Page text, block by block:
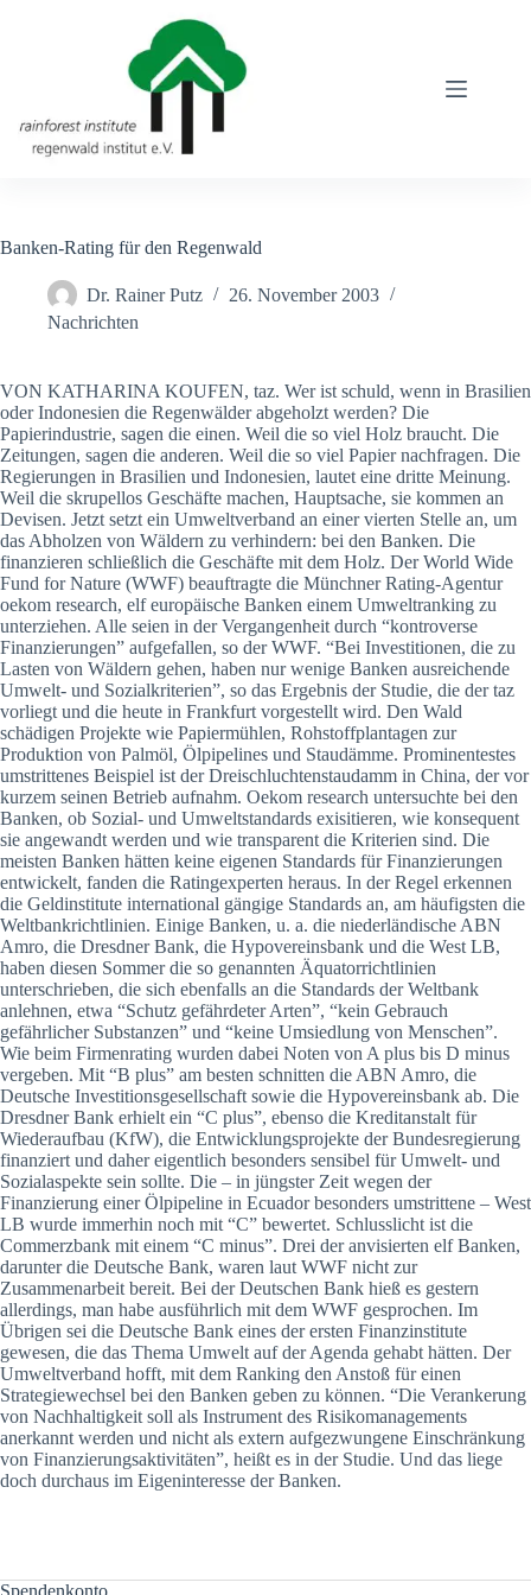
Banken-Rating für den Regenwald
Dr. Rainer Putz
26. November 2003
Nachrichten
VON KATHARINA KOUFEN, taz. Wer ist schuld, wenn in Brasilien
oder Indonesien die Regenwälder abgeholzt werden? Die
Papierindustrie, sagen die einen. Weil die so viel Holz braucht. Die
Zeitungen, sagen die anderen. Weil die so viel Papier nachfragen. Die
Regierungen in Brasilien und Indonesien, lautet eine dritte Meinung.
Weil die skrupellos Geschäfte machen, Hauptsache, sie kommen an
Devisen. Jetzt setzt ein Umweltverband an einer vierten Stelle an, um
das Abholzen von Wäldern zu verhindern: bei den Banken. Die
finanzieren schließlich die Geschäfte mit dem Holz. Der World Wide
Fund for Nature (WWF) beauftragte die Münchner Rating-Agentur
oekom research, elf europäische Banken einem Umweltranking zu
unterziehen. Alle seien in der Vergangenheit durch “kontroverse
Finanzierungen” aufgefallen, so der WWF. “Bei Investitionen, die zu
Lasten von Wäldern gehen, haben nur wenige Banken ausreichende
Umwelt- und Sozialkriterien”, so das Ergebnis der Studie, die der taz
vorliegt und die heute in Frankfurt vorgestellt wird. Den Wald
schädigen Projekte wie Papiermühlen, Rohstoffplantagen zur
Produktion von Palmöl, Ölpipelines und Staudämme. Prominentestes
umstrittenes Beispiel ist der Dreischluchtenstaudamm in China, der vor
kurzem seinen Betrieb aufnahm. Oekom research untersuchte bei den
Banken, ob Sozial- und Umweltstandards exisitieren, wie konsequent
sie angewandt werden und wie transparent die Kriterien sind. Die
meisten Banken hätten keine eigenen Standards für Finanzierungen
entwickelt, fanden die Ratingexperten heraus. In der Regel erkennen
die Geldinstitute international gängige Standards an, am häufigsten die
Weltbankrichtlinien. Einige Banken, u. a. die niederländische ABN
Amro, die Dresdner Bank, die Hypovereinsbank und die West LB,
haben diesen Sommer die so genannten Äquatorrichtlinien
unterschrieben, die sich ebenfalls an die Standards der Weltbank
anlehnen, etwa “Schutz gefährdeter Arten”, “kein Gebrauch
gefährlicher Substanzen” und “keine Umsiedlung von Menschen”.
Wie beim Firmenrating wurden dabei Noten von A plus bis D minus
vergeben. Mit “B plus” am besten schnitten die ABN Amro, die
Deutsche Investitionsgesellschaft sowie die Hypovereinsbank ab. Die
Dresdner Bank erhielt ein “C plus”, ebenso die Kreditanstalt für
Wiederaufbau (KfW), die Entwicklungsprojekte der Bundesregierung
finanziert und daher eigentlich besonders sensibel für Umwelt- und
Sozialaspekte sein sollte. Die – in jüngster Zeit wegen der
Finanzierung einer Ölpipeline in Ecuador besonders umstrittene – West
LB wurde immerhin noch mit “C” bewertet. Schlusslicht ist die
Commerzbank mit einem “C minus”. Drei der anvisierten elf Banken,
darunter die Deutsche Bank, waren laut WWF nicht zur
Zusammenarbeit bereit. Bei der Deutschen Bank hieß es gestern
allerdings, man habe ausführlich mit dem WWF gesprochen. Im
Übrigen sei die Deutsche Bank eines der ersten Finanzinstitute
gewesen, die das Thema Umwelt auf der Agenda gehabt hätten. Der
Umweltverband hofft, mit dem Ranking den Anstoß für einen
Strategiewechsel bei den Banken geben zu können. “Die Verankerung
von Nachhaltigkeit soll als Instrument des Risikomanagements
anerkannt werden und nicht als extern aufgezwungene Einschränkung
von Finanzierungsaktivitäten”, heißt es in der Studie. Und das liege
doch durchaus im Eigeninteresse der Banken.